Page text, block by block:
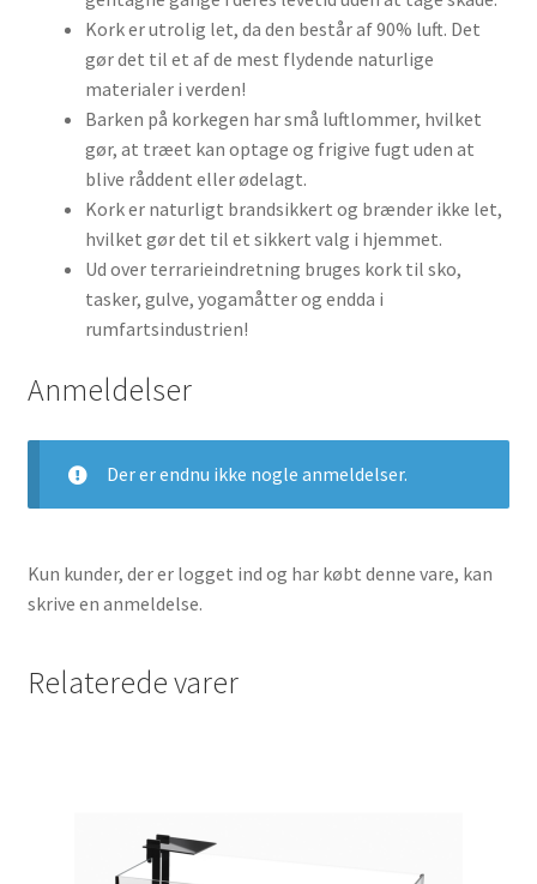
Kork er utrolig let, da den består af 90% luft. Det
gør det til et af de mest flydende naturlige
materialer i verden!
Barken på korkegen har små luftlommer, hvilket
gør, at træet kan optage og frigive fugt uden at
blive råddent eller ødelagt.
Kork er naturligt brandsikkert og brænder ikke let,
hvilket gør det til et sikkert valg i hjemmet.
Ud over terrarieindretning bruges kork til sko,
tasker, gulve, yogamåtter og endda i
rumfartsindustrien!
Anmeldelser
Der er endnu ikke nogle anmeldelser.
Kun kunder, der er logget ind og har købt denne vare, kan
skrive en anmeldelse.
Relaterede varer